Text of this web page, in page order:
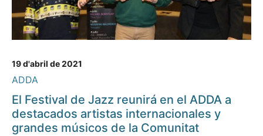
19 d'abril de 2021
ADDA
El Festival de Jazz reunirá en el ADDA a
destacados artistas internacionales y
grandes músicos de la Comunitat